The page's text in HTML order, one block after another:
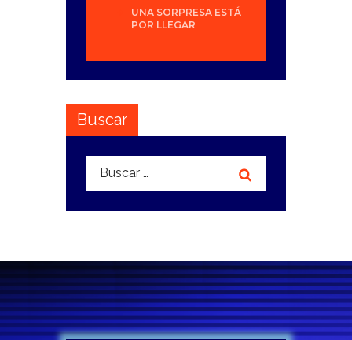
UNA SORPRESA ESTÁ
POR LLEGAR
Buscar
Buscar: